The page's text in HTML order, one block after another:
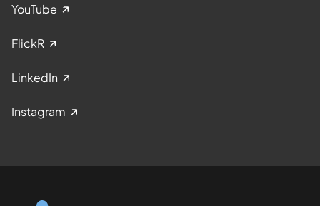
YouTube
FlickR
LinkedIn
Instagram